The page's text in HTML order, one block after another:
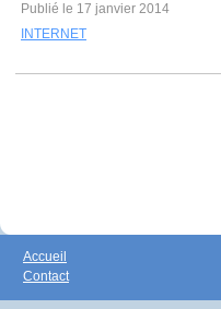
Publié le 17 janvier 2014
INTERNET
Accueil
Contact